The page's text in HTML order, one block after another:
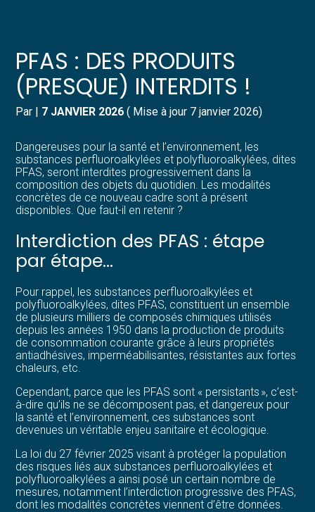
Gérer votre quotidien
Piloter votre entreprise
Développer votre entreprise
Construire votre patrimoine
Structurer votre croissance
Être prêt pour la facturation
électronique
Suivre votre comptabilité
Gérer vos ressources humaines
Dématérialiser vos documents
PFAS : DES PRODUITS
(PRESQUE) INTERDITS !
Par | 7 JANVIER 2026 ( Mise à jour 7 janvier 2026)
Dangereuses pour la santé et l’environnement, les
substances perfluoroalkylées et polyfluoroalkylées, dites
PFAS, seront interdites progressivement dans la
composition des objets du quotidien. Les modalités
concrètes de ce nouveau cadre sont à présent
disponibles. Que faut-il en retenir ?
Interdiction des PFAS : étape
par étape…
Pour rappel, les substances perfluoroalkylées et
polyfluoroalkylées, dites PFAS, constituent un ensemble
de plusieurs milliers de composés chimiques utilisés
depuis les années 1950 dans la production de produits
de consommation courante grâce à leurs propriétés
antiadhésives, imperméabilisantes, résistantes aux fortes
chaleurs, etc.
Cependant, parce que les PFAS sont « persistants », c’est-
à-dire qu’ils ne se décomposent pas, et dangereux pour
la santé et l’environnement, ces substances sont
devenues un véritable enjeu sanitaire et écologique.
La loi du 27 février 2025 visant à protéger la population
des risques liés aux substances perfluoroalkylées et
polyfluoroalkylées a ainsi posé un certain nombre de
mesures, notamment l’interdiction progressive des PFAS,
dont les modalités concrètes viennent d’être données.